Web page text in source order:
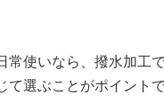
常使いなら、撥水加工
て選ぶことがポイントで